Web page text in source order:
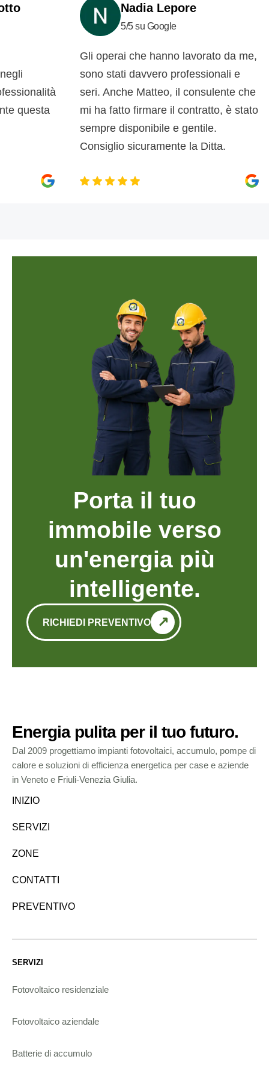
Nadia Lepore
5/5 su Google
Gli operai che hanno lavorato da me,
sono stati davvero professionali e
seri. Anche Matteo, il consulente che
mi ha fatto firmare il contratto, è stato
sempre disponibile e gentile.
Consiglio sicuramente la Ditta.
Porta il tuo
immobile verso
un'energia più
intelligente.
RICHIEDI PREVENTIVO
Energia pulita per il tuo futuro.
Dal 2009 progettiamo impianti fotovoltaici, accumulo, pompe di
calore e soluzioni di efficienza energetica per case e aziende
in Veneto e Friuli-Venezia Giulia.
INIZIO
SERVIZI
ZONE
CONTATTI
PREVENTIVO
SERVIZI
Fotovoltaico residenziale
Fotovoltaico aziendale
Batterie di accumulo